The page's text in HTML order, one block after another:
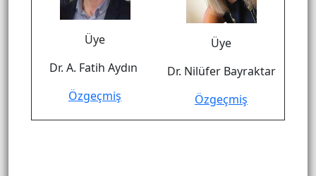
Üye
Dr. A. Fatih Aydın
Özgeçmiş
Üye
Dr. Nilüfer Bayraktar
Özgeçmiş